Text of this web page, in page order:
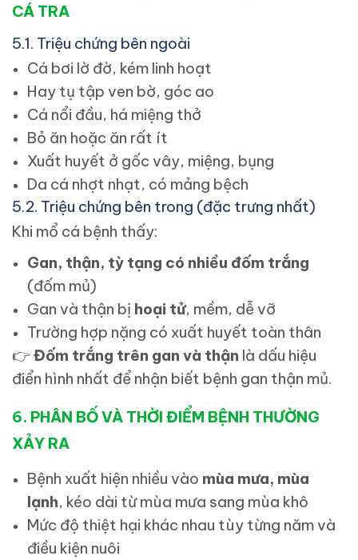
CÁ TRA
5.1. Triệu chứng bên ngoài
Cá bơi lờ đờ, kém linh hoạt
Hay tụ tập ven bờ, góc ao
Cá nổi đầu, há miệng thở
Bỏ ăn hoặc ăn rất ít
Xuất huyết ở gốc vây, miệng, bụng
Da cá nhợt nhạt, có mảng bệch
5.2. Triệu chứng bên trong (đặc trưng nhất)
Khi mổ cá bệnh thấy:
Gan, thận, tỳ tạng có nhiều đốm trắng
(đốm mủ)
Gan và thận bị hoại tử, mềm, dễ vỡ
Trường hợp nặng có xuất huyết toàn thân
👉Đốm trắng trên gan và thận là dấu hiệu
điển hình nhất để nhận biết bệnh gan thận mủ.
6. PHÂN BỐ VÀ THỜI ĐIỂM BỆNH THƯỜNG
XẢY RA
Bệnh xuất hiện nhiều vào mùa mưa, mùa
lạnh, kéo dài từ mùa mưa sang mùa khô
Mức độ thiệt hại khác nhau tùy từng năm và
điều kiện nuôi